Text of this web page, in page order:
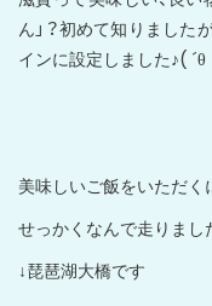
ん」？初めて知りました
インに設定しました♪( ´θ
美味しいご飯をいただく
せっかくなんで走りました
↓琵琶湖大橋です